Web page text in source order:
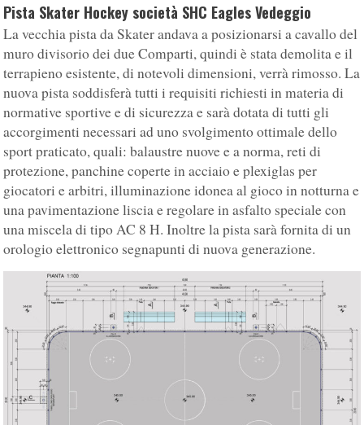
Pista Skater Hockey società SHC Eagles Vedeggio
La vecchia pista da Skater andava a posizionarsi a cavallo del
muro divisorio dei due Comparti, quindi è stata demolita e il
terrapieno esistente, di notevoli dimensioni, verrà rimosso. La
nuova pista soddisferà tutti i requisiti richiesti in materia di
normative sportive e di sicurezza e sarà dotata di tutti gli
accorgimenti necessari ad uno svolgimento ottimale dello
sport praticato, quali: balaustre nuove e a norma, reti di
protezione, panchine coperte in acciaio e plexiglas per
giocatori e arbitri, illuminazione idonea al gioco in notturna e
una pavimentazione liscia e regolare in asfalto speciale con
una miscela di tipo AC 8 H. Inoltre la pista sarà fornita di un
orologio elettronico segnapunti di nuova generazione.